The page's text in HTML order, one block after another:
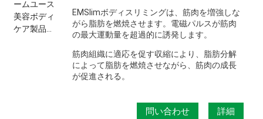
EMSlimボディスリミングは、筋肉を増強しな
がら脂肪を燃焼させます。電磁パルスが筋肉
の最大運動量を超過的に誘発します。
筋肉組織に適応を促す収縮により、脂肪分解
によって脂肪を燃焼させながら、筋肉の成長
が促進される。
問い合わせ 詳細